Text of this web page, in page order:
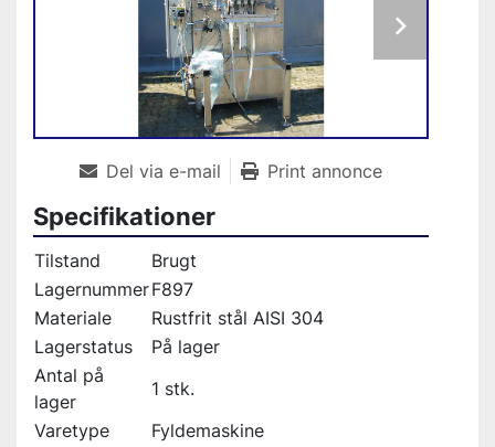
Del via e-mail Print annonce
Specifikationer
Tilstand
Brugt
LagernummerF897
Materiale
Rustfrit stål AISI 304
Lagerstatus
På lager
Antal på
lager
1 stk.
Varetype
Fyldemaskine